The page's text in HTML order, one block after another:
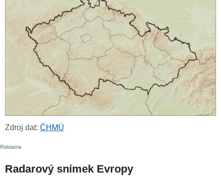
Zdroj dat: ČHMÚ
Radarový snímek Evropy